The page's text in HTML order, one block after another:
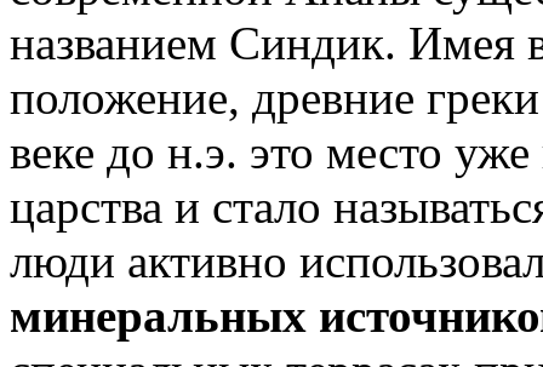
названием Синдик. Имея
положение, древние
веке до н.э. это место
царства и стало
люди активно
минеральных